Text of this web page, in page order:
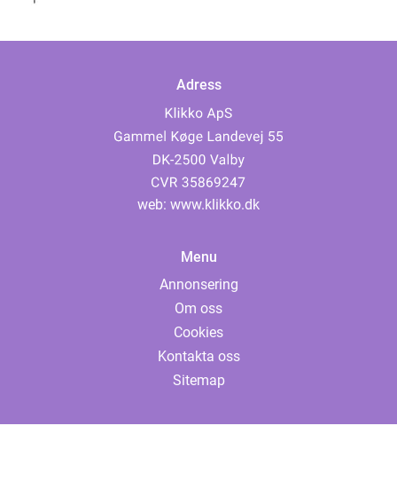
Adress
web: www.klikko.dk
Menu
Annonsering
Om oss
Cookies
Kontakta oss
Sitemap